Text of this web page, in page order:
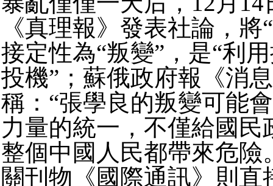
《真理報》發表社論，將
接定性為“叛變”，是“利
投機”；蘇俄政府報《消
稱：“張學良的叛變可能
力量的統一，不僅給國民
整個中國人民都帶來危險
關刊物《國際通訊》則直